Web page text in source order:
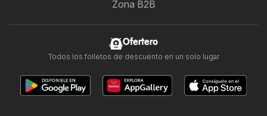
Zona B2B
Ofertero
Todos los folletos de descuento en un solo lugar